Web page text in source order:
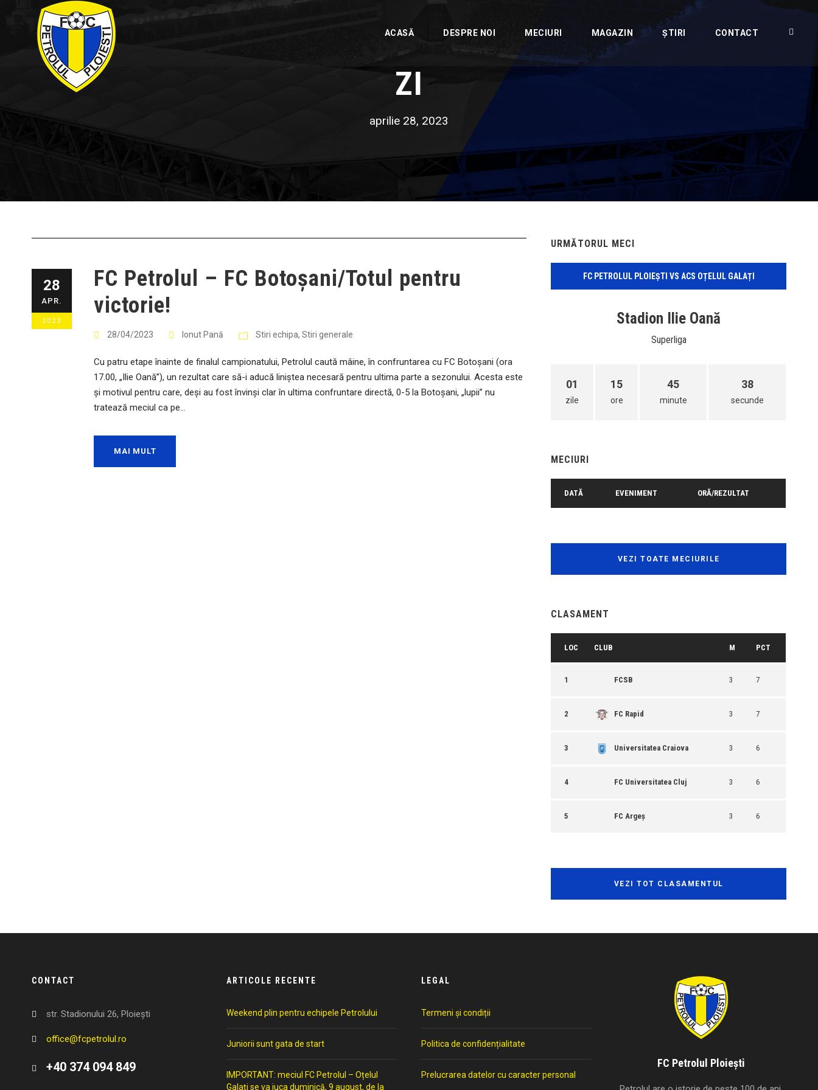
ACASĂ DESPRE NOI MECIURI MAGAZIN ȘTIRI CONTACT
ZI
aprilie 28, 2023
28
APR.
2023
FC Petrolul – FC Botoșani/Totul pentru
victorie!
28/04/2023 Ionut Pană Stiri echipa, Stiri generale
Cu patru etape înainte de finalul campionatului, Petrolul caută mâine, în confruntarea cu FC Botoșani (ora
17.00, „Ilie Oană”), un rezultat care să-i aducă liniștea necesară pentru ultima parte a sezonului. Acesta este
și motivul pentru care, deși au fost învinși clar în ultima confruntare directă, 0-5 la Botoșani, „lupii” nu
tratează meciul ca pe...
MAI MULT
URMĂTORUL MECI
FC PETROLUL PLOIEȘTI VS ACS OȚELUL GALAȚI
Stadion Ilie Oană
Superliga
01
zile
15
ore
45
minute
38
secunde
MECIURI
DATĂ EVENIMENT ORĂ/REZULTAT
VEZI TOATE MECIURILE
CLASAMENT
LOC CLUB M PCT
1 FCSB 3 7
2 FC Rapid 3 7
3 Universitatea Craiova 3 6
4 FC Universitatea Cluj 3 6
5 FC Argeș 3 6
VEZI TOT CLASAMENTUL
CONTACT
str. Stadionului 26, Ploiești
office@fcpetrolul.ro
+40 374 094 849
ARTICOLE RECENTE
Weekend plin pentru echipele Petrolului
Juniorii sunt gata de start
IMPORTANT: meciul FC Petrolul – Oțelul
Galați se va juca duminică, 9 august, de la
LEGAL
Termeni și condiții
Politica de confidențialitate
Prelucrarea datelor cu caracter personal
FC Petrolul Ploiești